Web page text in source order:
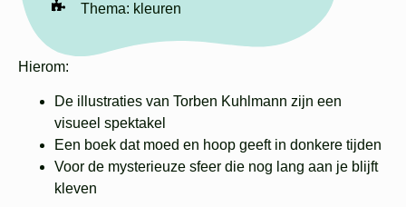
Thema: kleuren
Hierom:
De illustraties van Torben Kuhlmann zijn een
visueel spektakel
Een boek dat moed en hoop geeft in donkere tijden
Voor de mysterieuze sfeer die nog lang aan je blijft
kleven